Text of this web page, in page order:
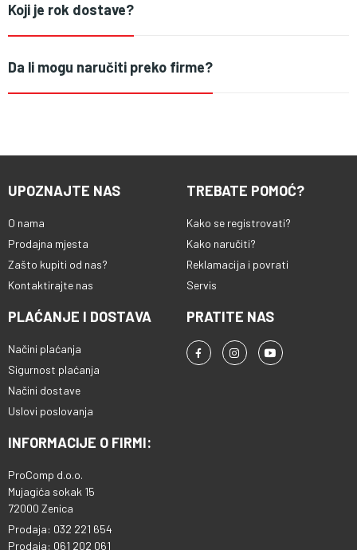
Koji je rok dostave?
Da li mogu naručiti preko firme?
UPOZNAJTE NAS
O nama
Prodajna mjesta
Zašto kupiti od nas?
Kontaktirajte nas
TREBATE POMOĆ?
Kako se registrovati?
Kako naručiti?
Reklamacija i povrati
Servis
PLAĆANJE I DOSTAVA
Načini plaćanja
Sigurnost plaćanja
Načini dostave
Uslovi poslovanja
PRATITE NAS
INFORMACIJE O FIRMI:
ProComp d.o.o.
Mujagića sokak 15
72000 Zenica
Prodaja: 032 221 654
Prodaja: 061 202 061